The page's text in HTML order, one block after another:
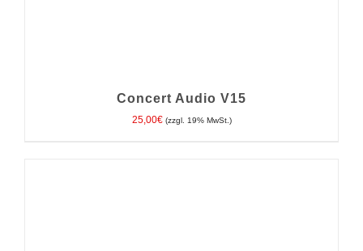
Concert Audio V15
25,00€ (zzgl. 19% MwSt.)